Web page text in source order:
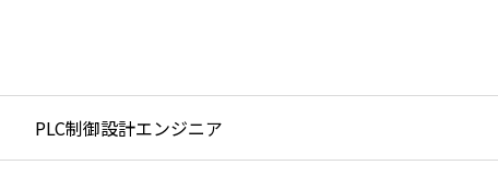
PLC制御設計エンジニア